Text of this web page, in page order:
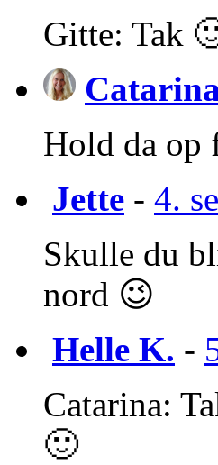
Gitte: Tak
Hold da op
Jette - 4.
Skulle du
nord 😉
Helle K. -
Catarina:
🙂